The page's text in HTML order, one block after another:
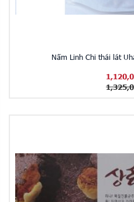
Nấm Linh Chi thái lát